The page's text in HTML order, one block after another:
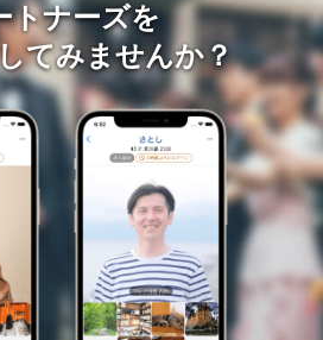
トナーズを
てみませんか？